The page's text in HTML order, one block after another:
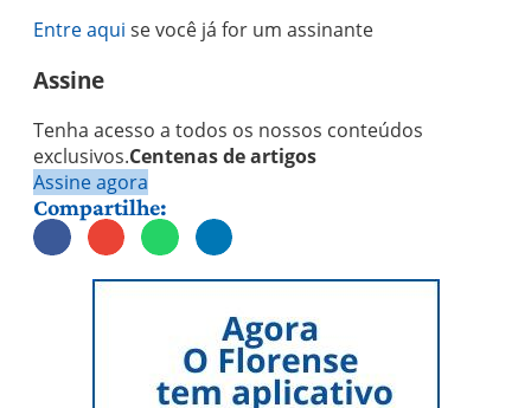
Entre aqui se você já for um assinante
Assine
Tenha acesso a todos os nossos conteúdos
exclusivos.Centenas de artigos
Assine agora
Compartilhe: